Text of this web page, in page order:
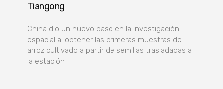
Tiangong
China dio un nuevo paso en la investigación
espacial al obtener las primeras muestras de
arroz cultivado a partir de semillas trasladadas a
la estación